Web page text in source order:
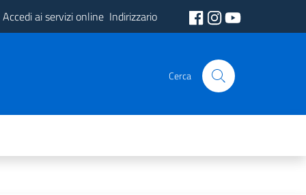
Accedi ai servizi online Indirizzario
Cerca